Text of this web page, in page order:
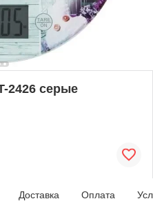
2426 серые
Доставка Оплата